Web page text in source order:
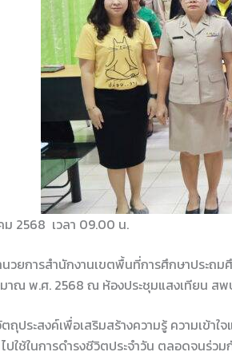
ม 2568 เวลา 09.00 น.
นวยการสำนักงานเขตพื้นที่การศึกษาประถ
าณ พ.ศ. 2568 ณ ห้องประชุมแสงเทียน สพ
ถุประสงค์เพื่อเสริมสร้างความรู้ ความเข้
ปใช้ในการดำรงชีวิตประจำวัน ตลอดจนร่